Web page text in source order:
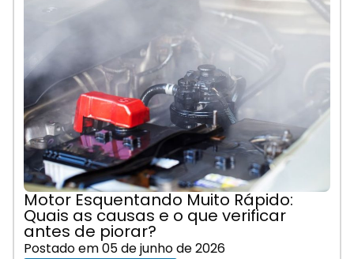
Motor Esquentando Muito Rápido:
Quais as causas e o que verificar
antes de piorar?
Postado em05 de junho de 2026